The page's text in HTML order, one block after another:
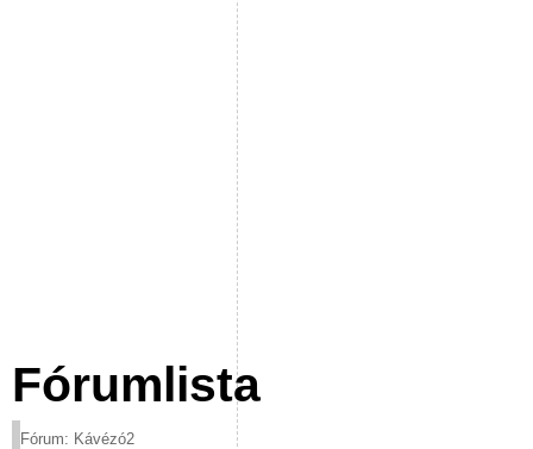
Fórumlista
Fórum: Kávézó2